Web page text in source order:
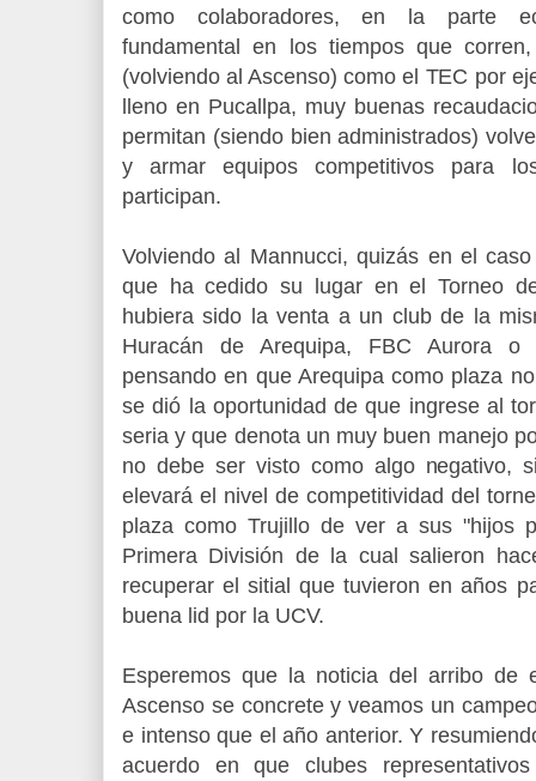
como colaboradores, en la parte
fundamental en los tiempos que
(volviendo al Ascenso) como el TEC por
lleno en Pucallpa, muy buenas
permitan (siendo bien administrados)
y armar equipos competitivos para
participan.
Volviendo al Mannucci, quizás en el
que ha cedido su lugar en el Torneo
hubiera sido la venta a un club de la
Huracán de Arequipa, FBC Aurora o
pensando en que Arequipa como plaza
se dió la oportunidad de que ingrese al
seria y que denota un muy buen manejo
no debe ser visto como algo negativo,
elevará el nivel de competitividad del
plaza como Trujillo de ver a sus "hijos
Primera División de la cual salieron
recuperar el sitial que tuvieron en años
buena lid por la UCV.
Esperemos que la noticia del arribo de
Ascenso se concrete y veamos un
e intenso que el año anterior. Y
acuerdo en que clubes